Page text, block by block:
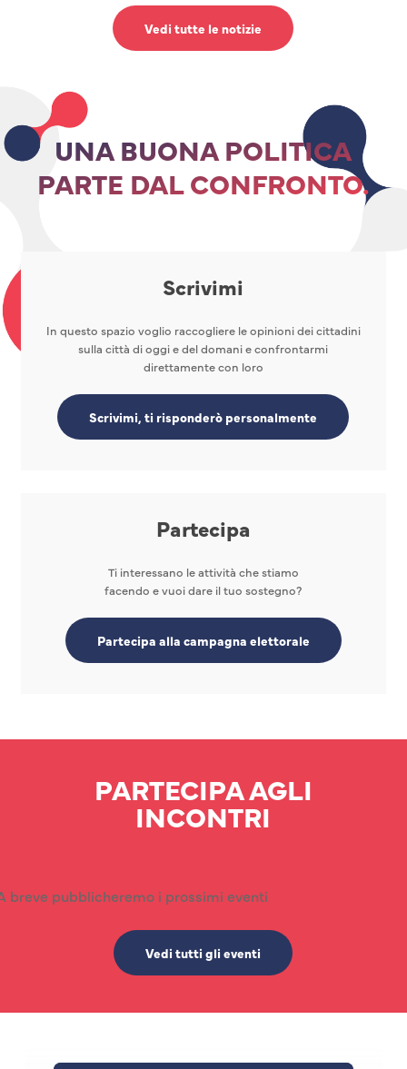
Vedi tutte le notizie
UNA BUONA POLITICA
PARTE DAL CONFRONTO.
Scrivimi
In questo spazio voglio raccogliere le opinioni dei cittadini
sulla città di oggi e del domani e confrontarmi
direttamente con loro
Scrivimi, ti risponderò personalmente
Partecipa
Ti interessano le attività che stiamo
facendo e vuoi dare il tuo sostegno?
Partecipa alla campagna elettorale
PARTECIPA AGLI
INCONTRI
breve pubblicheremo i prossimi eventi
Vedi tutti gli eventi